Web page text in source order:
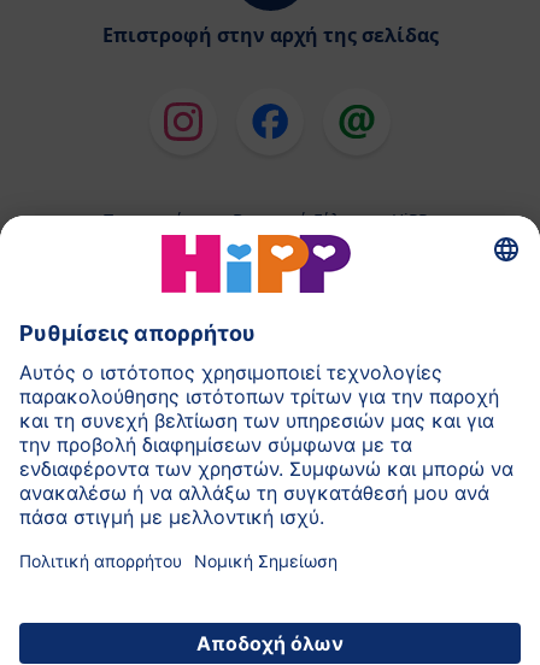
Επιστροφή στην αρχή της σελίδας
Παρασκεύασμα Βρεφικού Γάλακτος HiPP
Παιδικές Τροφές HiPP
HiPP για Νήπια
Πολιτική Προστασίας Προσωπικών Δεδομένων
Αποτύπωμα
Σχετικά με την HiPP Επικοινωνία
Ασφαλής μετάδοση δεδομένων μέσω